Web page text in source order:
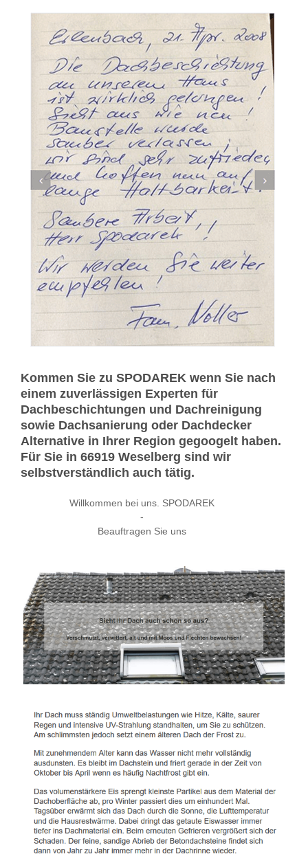
Kommen Sie zu SPODAREK wenn Sie nach
einem zuverlässigen Experten für
Dachbeschichtungen und Dachreinigung
sowie Dachsanierung oder Dachdecker
Alternative in Ihrer Region gegoogelt haben.
Für Sie in 66919 Weselberg sind wir
selbstverständlich auch tätig.
Willkommen bei uns. SPODAREK
-
Beauftragen Sie uns